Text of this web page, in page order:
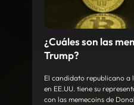
¿Cuáles son las
Trump?
El candidato republicano a
en EE.UU. tiene su
con las memecoins de